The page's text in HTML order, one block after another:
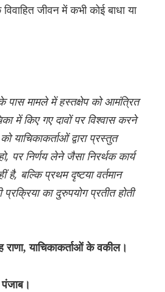
जीवन में कभी कोई बाधा या
पास मामले में हस्तक्षेप को आमंत्रित
में किए गए दावों पर विश्वास करने
याचिकाकर्ताओं द्वारा प्रस्तुत
पर निर्णय लेने जैसा निरर्थक कार्य
है, बल्कि प्रथम दृष्टया वर्तमान
का दुरुपयोग प्रतीत होती
याचिकाकर्ताओं के वकील।